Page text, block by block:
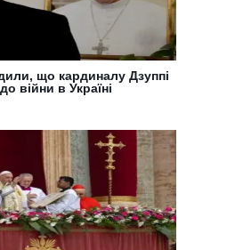
що кардиналу Дзуппі
війни в Україні